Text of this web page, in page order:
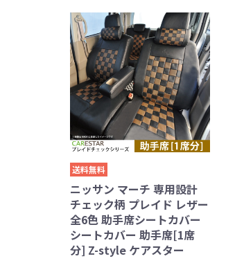
送料無料
ニッサン マーチ 専用設計
チェック柄 プレイド レザー
全6色 助手席シートカバー
シートカバー 助手席[1席
分] Z-style ケアスター